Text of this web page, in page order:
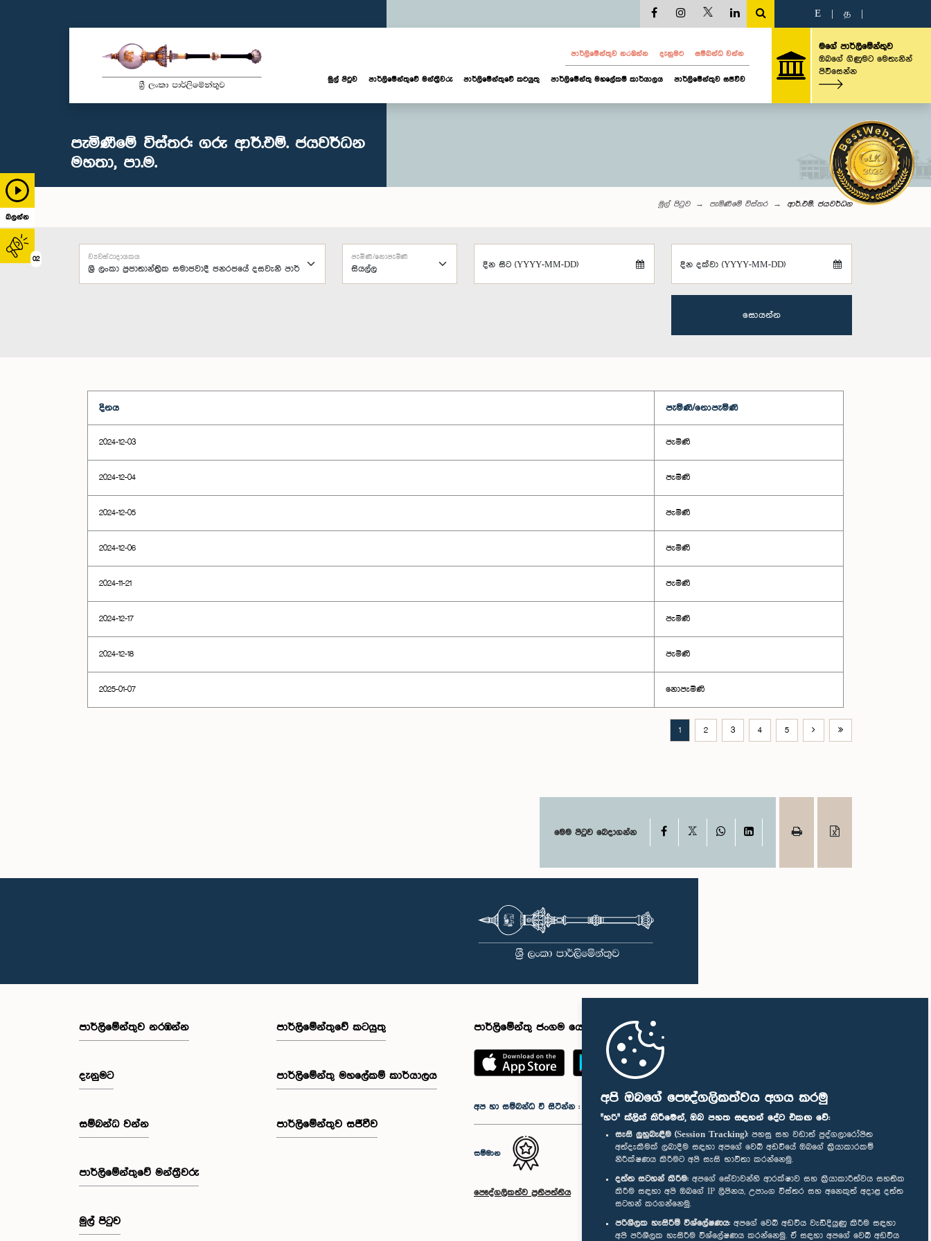
අපි ඔබගේ පෞද්ගලිකත්වය අගය කරමු
"හරි" ක්ලික් කිරීමෙන්, ඔබ පහත සඳහන් දේට එකඟ වේ:
සැසි ලුහුබැඳීම (Session Tracking): පහසු සහ වඩාත් පුද්ගලාරෝපිත
අත්දැකීමක් ලබාදීම සඳහා අපගේ වෙබ් අඩවියේ ඔබගේ ක්‍රියාකාරකම්
නිරීක්ෂණය කිරීමට අපි සැසි භාවිතා කරන්නෙමු.
දත්ත සටහන් කිරීම: අපගේ සේවාවන්හි ආරක්ෂාව සහ ක්‍රියාකාරීත්වය සහතික
කිරීම සඳහා අපි ඔබගේ IP ලිපිනය, උපාංග විස්තර සහ අනෙකුත් අදාළ දත්ත
සටහන් කරගන්නෙමු.
පරිශීලක හැසිරීම් විශ්ලේෂණය: අපගේ වෙබ් අඩවිය වැඩිදියුණු කිරීම සඳහා
අපි පරිශීලක හැසිරීම විශ්ලේෂණය කරන්නෙමු. ඒ සඳහා අපගේ වෙබ් අඩවිය
බලන්න
02
E த
පාර්ලි‌මේන්තුව නරඹන්න දැනුමට සම්බන්ධ වන්න
මුල් පිටුව පාර්ලි‌මේන්තුවේ මන්ත්‍රීවරු පාර්ලිමේන්තුවේ කටයුතු පාර්ලිමේන්තු මහලේකම් කාර්යාලය පාර්ලිමේන්තුව සජීවීව
මගේ පාර්ලිමේන්තුව
ඔබගේ ගිණුමට මෙතැනින්
පිවිසෙන්න
පැමිණීමේ විස්තර: ගරු ආර්.එම්. ජයවර්ධන
මහතා, පා.ම.
මුල් පිටුව පැමිණීමේ විස්තර ආර්.එම්. ජයවර්ධන
ව්‍යවස්ථාදායකය පැමිණි/නොපැමිණි
දින සිට (YYYY-MM-DD) දින දක්වා (YYYY-MM-DD)
සොයන්න
දිනය පැමිණි/නොපැමිණි
2024-12-03 පැමිණි
2024-12-04 පැමිණි
2024-12-05 පැමිණි
2024-12-06 පැමිණි
2024-11-21 පැමිණි
2024-12-17 පැමිණි
2024-12-18 පැමිණි
2025-01-07 නොපැමිණි
1 2 3 4 5
මෙම පිටුව බෙදාගන්න Facebook WhatsAppLinkedIn
පාර්ලි‌මේන්තුව නරඹන්න
දැනුමට
සම්බන්ධ වන්න
පාර්ලි‌මේන්තුවේ මන්ත්‍රීවරු
මුල් පිටුව
පාර්ලිමේන්තුවේ කටයුතු
පාර්ලිමේන්තු මහලේකම් කාර්යාලය
පාර්ලිමේන්තුව සජීවීව
පාර්ලිමේන්තු ජංගම යෙදුම
අප හා සම්බන්ධ වී සිටින්න :
සම්මාන
පෞද්ගලිකත්ව ප්‍රතිපත්තිය